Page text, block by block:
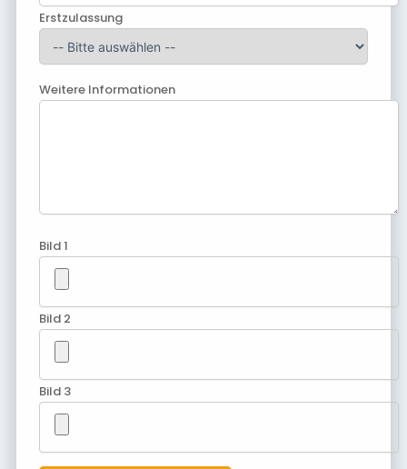
Erstzulassung
Weitere Informationen
Bild 1
Bild 2
Bild 3